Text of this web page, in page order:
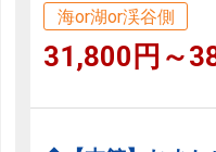
海or湖or渓谷側
31,800円～